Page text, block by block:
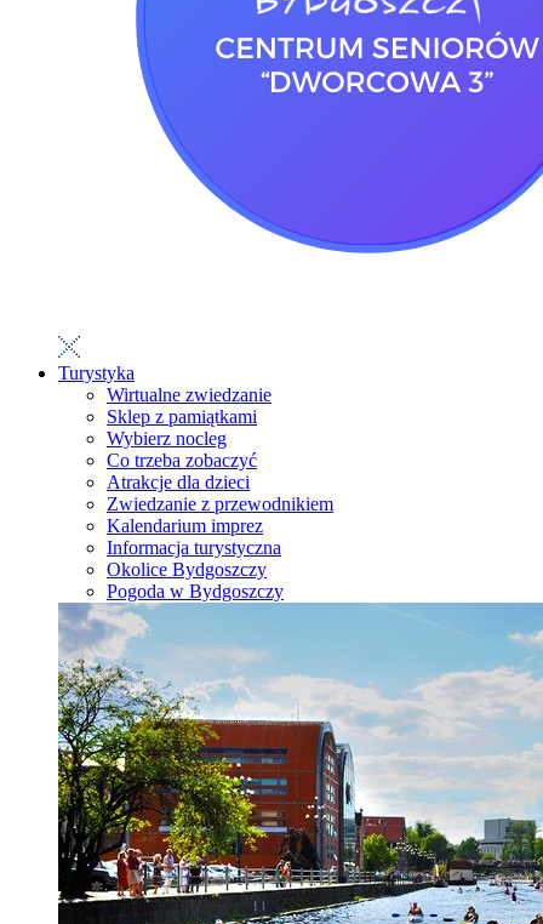
Turystyka
Wirtualne zwiedzanie
Sklep z pamiątkami
Wybierz nocleg
Co trzeba zobaczyć
Atrakcje dla dzieci
Zwiedzanie z przewodnikiem
Kalendarium imprez
Informacja turystyczna
Okolice Bydgoszczy
Pogoda w Bydgoszczy